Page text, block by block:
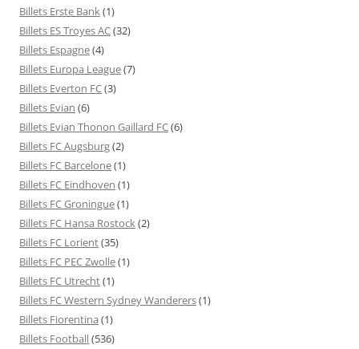
Billets Erste Bank(1)
Billets ES Troyes AC(32)
Billets Espagne(4)
Billets Europa League(7)
Billets Everton FC(3)
Billets Evian (6)
Billets Evian Thonon Gaillard FC(6)
Billets FC Augsburg(2)
Billets FC Barcelone(1)
Billets FC Eindhoven (1)
Billets FC Groningue(1)
Billets FC Hansa Rostock(2)
Billets FC Lorient(35)
Billets FC PEC Zwolle(1)
Billets FC Utrecht(1)
Billets FC Western Sydney Wanderers(1)
Billets Fiorentina (1)
Billets Football(536)